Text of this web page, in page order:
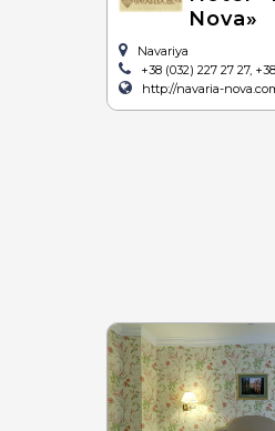
Nova»
Navariya
+38 (032) 227 27 27,
http://navaria-